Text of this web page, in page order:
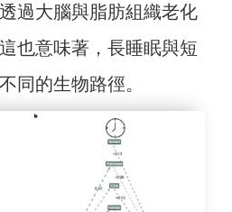
過大腦與脂肪組織老化
也意味著，長睡眠與短
同的生物路徑。